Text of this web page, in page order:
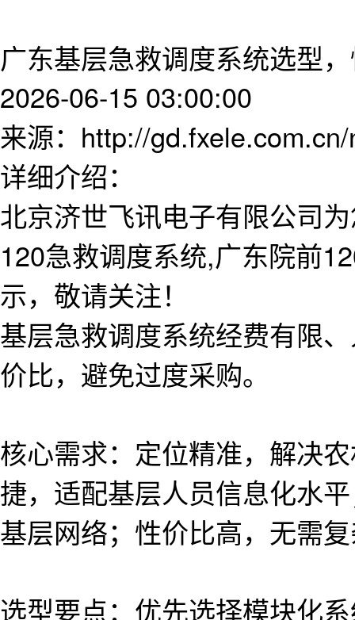
广东基层急救调度系统选型
2026-06-15 03:00:00
来源：http://
详细介绍：
北京济世飞讯电子有限公司
120急救调度系统,广东院前
示，敬请关注！
基层急救调度系统经费有限
价比，避免过度采购。
核心需求：定位精准，解决
捷，适配基层人员信息化水
基层网络；性价比高，无需
选型要点：优先选择模块化